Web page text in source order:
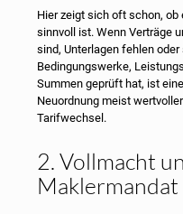
Hier zeigt sich oft schon, ob
sinnvoll ist. Wenn Verträge
sind, Unterlagen fehlen
Bedingungswerke,
Summen geprüft hat, ist
Neuordnung meist
Tarifwechsel.
2. Vollmacht
Maklermandat